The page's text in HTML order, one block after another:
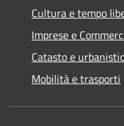
Cultura e tempo
Imprese e
Catasto e
Mobilità e trasporti